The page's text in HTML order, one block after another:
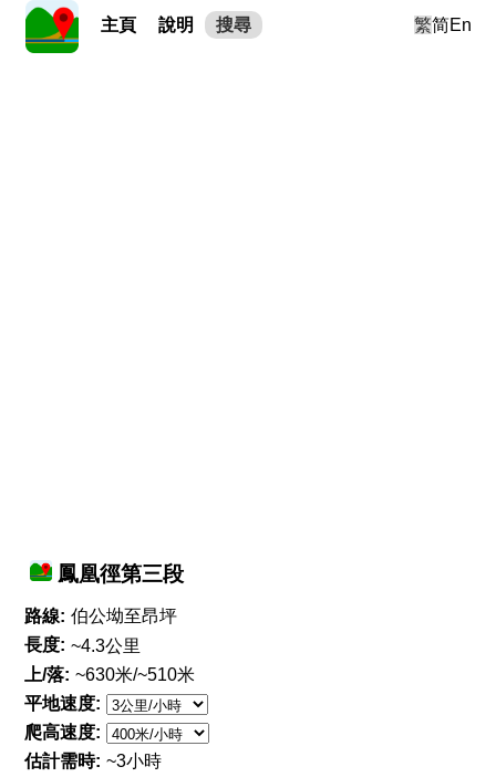
主頁 說明 搜尋 繁简En
鳳凰徑第三段
路線: 伯公坳至昂坪
長度: ~4.3公里
上/落: ~630米/~510米
平地速度:
爬高速度:
估計需時: ~3小時